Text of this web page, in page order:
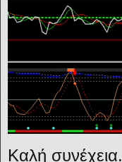
Καλή συνέχεια.